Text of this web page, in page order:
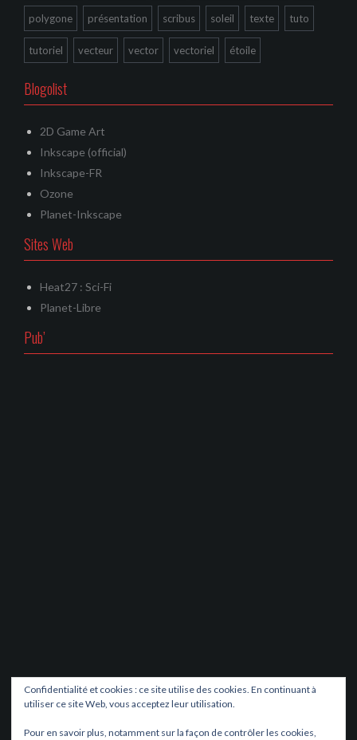
polygone présentation scribus soleil texte tuto
tutoriel vecteur vector vectoriel étoile
Blogolist
2D Game Art
Inkscape (official)
Inkscape-FR
Ozone
Planet-Inkscape
Sites Web
Heat27 : Sci-Fi
Planet-Libre
Pub’
Confidentialité et cookies : ce site utilise des cookies. En continuant à
utiliser ce site Web, vous acceptez leur utilisation.
Pour en savoir plus, notamment sur la façon de contrôler les cookies,